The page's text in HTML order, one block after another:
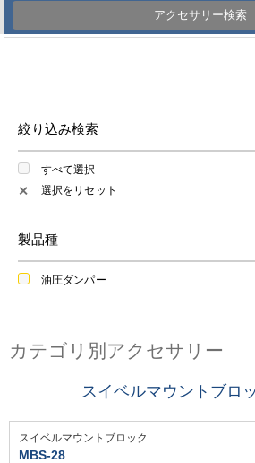
アクセサリー検索
絞り込み検索
すべて選択
✕ 選択をリセット
製品種
油圧ダンパー
カテゴリ別アクセサリー
スイベルマウントブロ
スイベルマウントブロック
MBS-28